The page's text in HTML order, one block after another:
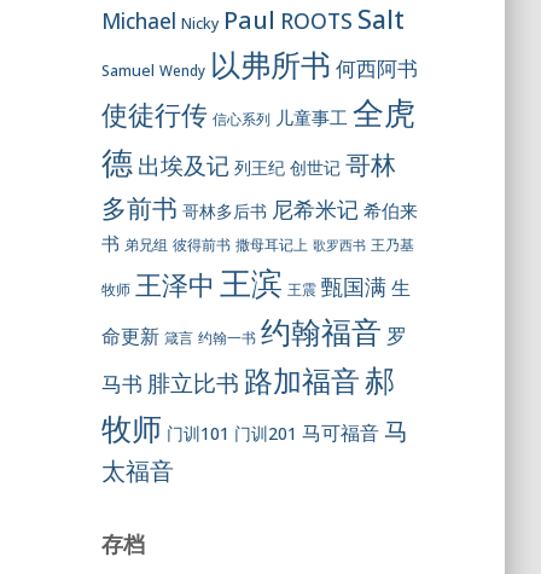
Michael Nicky Paul ROOTS Salt
Samuel Wendy 以弗所书 何西阿书
使徒行传 信心系列 儿童事工 全虎
德 出埃及记 列王纪 创世记 哥林
多前书 哥林多后书 尼希米记 希伯来
书 弟兄组 彼得前书 撒母耳记上 歌罗西书 王乃基
牧师 王泽中 王滨 王震 甄国满 生
命更新 箴言 约翰一书 约翰福音 罗
马书 腓立比书 路加福音郝
牧师 门训101 门训201 马可福音 马
太福音
存档